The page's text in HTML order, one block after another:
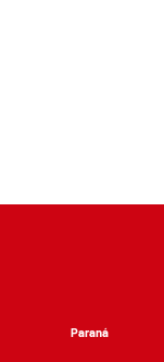
Paraná